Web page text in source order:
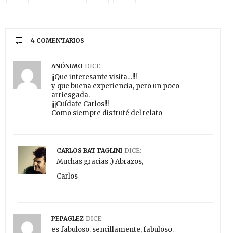
4 COMENTARIOS
ANÓNIMO DICE:
¡¡Que interesante visita…!!!
y que buena experiencia, pero un poco
arriesgada.
¡¡¡Cuídate Carlos!!!
Como siempre disfruté del relato
CARLOS BATTAGLINI DICE:
Muchas gracias .) Abrazos,
Carlos
PEPAGLEZ DICE:
es fabuloso. sencillamente, fabuloso.